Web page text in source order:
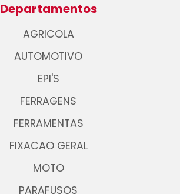
Departamentos
AGRICOLA
AUTOMOTIVO
EPI'S
FERRAGENS
FERRAMENTAS
FIXACAO GERAL
MOTO
PARAFUSOS